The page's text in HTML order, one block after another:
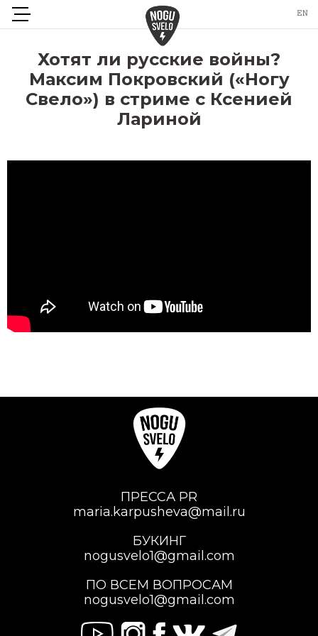
Хотят ли русские войны?
Максим Покровский («Ногу
Свело») в стриме с Ксенией
Лариной
ПРЕССА PR
maria.karpusheva@mail.ru
БУКИНГ
nogusvelo1@gmail.com
ПО ВСЕМ ВОПРОСАМ
nogusvelo1@gmail.com